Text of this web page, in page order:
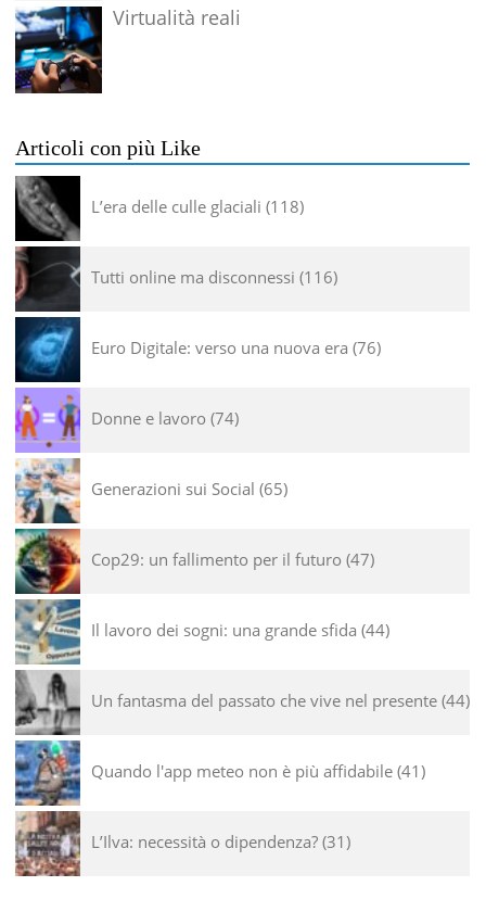
Virtualità reali
Articoli con più Like
L’era delle culle glaciali 118
Tutti online ma disconnessi 116
Euro Digitale: verso una nuova era 76
Donne e lavoro 74
Generazioni sui Social 65
Cop29: un fallimento per il futuro 47
Il lavoro dei sogni: una grande sfida 44
Un fantasma del passato che vive nel presente 44
Quando l'app meteo non è più affidabile 41
L’Ilva: necessità o dipendenza? 31